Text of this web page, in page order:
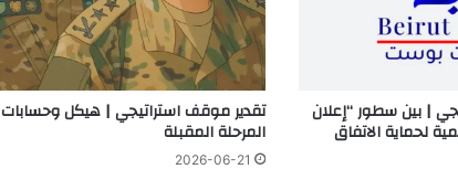
| بين سطور “إعلان
لحماية الاتفاق
تقدير موقف استراتيجي | هيكل وحسابات
المرحلة المقبلة
2026-06-21